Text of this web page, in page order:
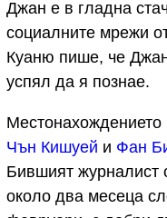
Джан е в гладна
социалните мрежи
Куаню пише, че
успял да я познае.
Чън Кишуей и Фан
Бившият журналист
около два месеца